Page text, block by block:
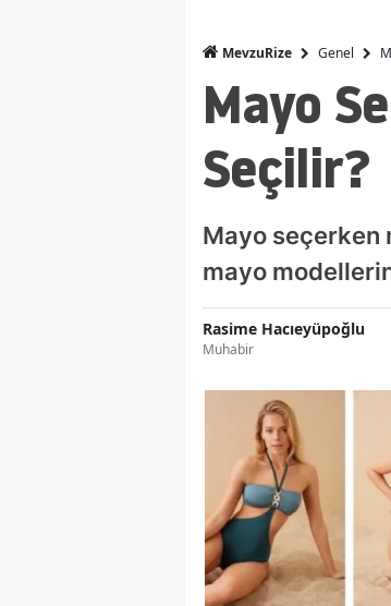
MevzuRize Genel
Mayo
Seçilir?
Mayo seçerken
mayo
Rasime Hacıeyüpoğlu
Muhabir